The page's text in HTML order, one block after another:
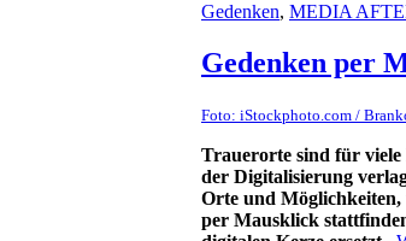
Gedenken, MEDIA
Gedenken per
Foto: iStockphoto.com /
Trauerorte sind für viele
der Digitalisierung
Orte und
per Mausklick